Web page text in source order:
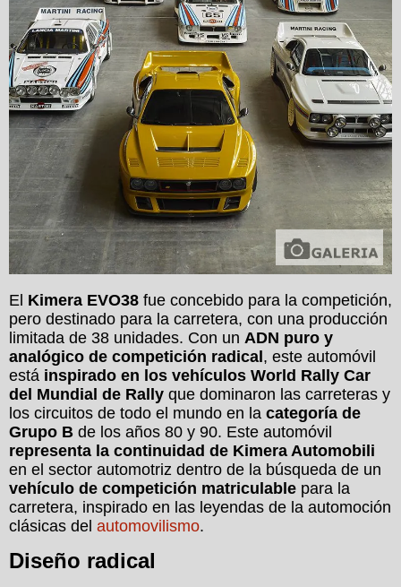
El Kimera EVO38 fue concebido para la competición,
pero destinado para la carretera, con una producción
limitada de 38 unidades. Con un ADN puro y
analógico de competición radical , este automóvil
está inspirado en los vehículos World Rally Car
del Mundial de Rally que dominaron las carreteras y
los circuitos de todo el mundo en la categoría de
Grupo B de los años 80 y 90. Este automóvil
representa la continuidad de Kimera Automobili
en el sector automotriz dentro de la búsqueda de un
vehículo de competición matriculable para la
carretera, inspirado en las leyendas de la automoción
clásicas del automovilismo.
Diseño radical